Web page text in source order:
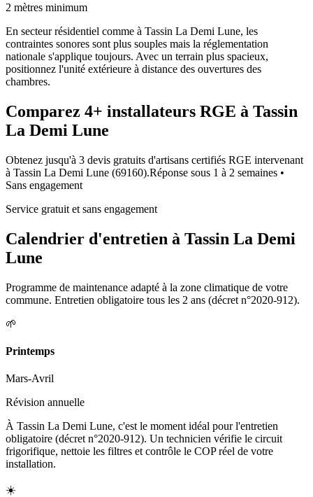
2 mètres minimum
En secteur résidentiel comme à Tassin La Demi Lune, les
contraintes sonores sont plus souples mais la réglementation
nationale s'applique toujours. Avec un terrain plus spacieux,
positionnez l'unité extérieure à distance des ouvertures des
chambres.
Comparez 4+ installateurs RGE à Tassin
La Demi Lune
Obtenez jusqu'à 3 devis gratuits d'artisans certifiés RGE intervenant
à Tassin La Demi Lune (69160).Réponse sous 1 à 2 semaines •
Sans engagement
Service gratuit et sans engagement
Calendrier d'entretien à Tassin La Demi
Lune
Programme de maintenance adapté à la zone climatique de votre
commune. Entretien obligatoire tous les 2 ans (décret n°2020-912).
🌱
Printemps
Mars-Avril
Révision annuelle
À Tassin La Demi Lune, c'est le moment idéal pour l'entretien
obligatoire (décret n°2020-912). Un technicien vérifie le circuit
frigorifique, nettoie les filtres et contrôle le COP réel de votre
installation.
☀️